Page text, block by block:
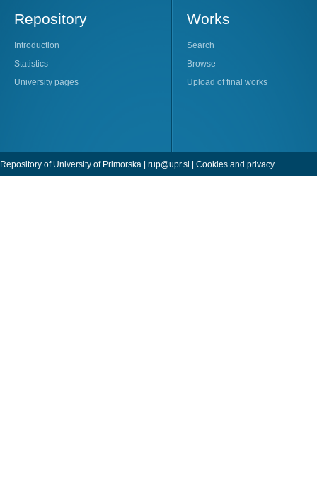
Repository
Introduction
Statistics
University pages
Works
Search
Browse
Upload of final works
Repository of University of Primorska | rup@upr.si | Cookies and privacy